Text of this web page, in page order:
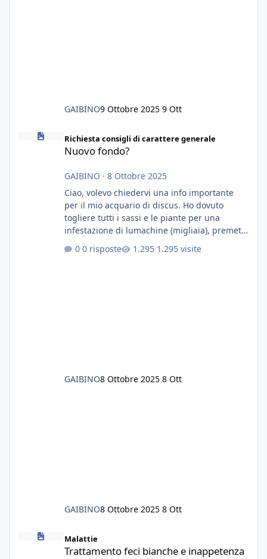
GAIBINO9 Ottobre 2025 9 Ott
Richiesta consigli di carattere generale
Nuovo fondo?
GAIBINO · 8 Ottobre 2025
Ciao, volevo chiedervi una info importante
per il mio acquario di discus. Ho dovuto
togliere tutti i sassi e le piante per una
infestazione di lumachine (migliaia), premetto
cardinali, e tre pulitori in una vasca con 200
0 risposte 1.295 visite
GAIBINO8 Ottobre 2025 8 Ott
GAIBINO8 Ottobre 2025 8 Ott
Trattamento feci bianche e inappetenza
Malattie
Trattamento feci bianche e inappetenza